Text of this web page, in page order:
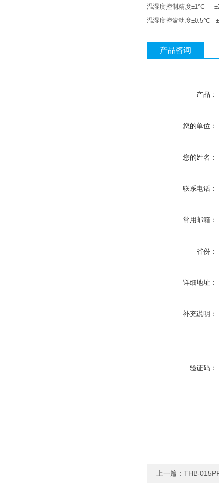
温湿度控制精度±1℃
温湿度控波动度±0.5℃
产品咨询
产品：
您的单位：
您的姓名：
联系电话：
常用邮箱：
省份：
详细地址：
补充说明：
验证码：
上一篇： THB-